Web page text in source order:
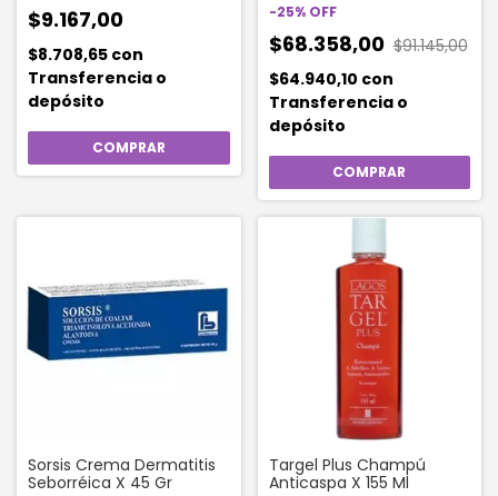
$9.167,00
$8.708,65 con
Transferencia o
depósito
-25% OFF
$68.358,00 $91.145,00
$64.940,10 con
Transferencia o
depósito
Sorsis Crema Dermatitis
Seborréica X 45 Gr
Targel Plus Champú
Anticaspa X 155 Ml